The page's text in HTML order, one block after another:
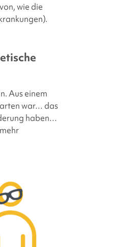
wie die
Aus einem
war… das
haben…